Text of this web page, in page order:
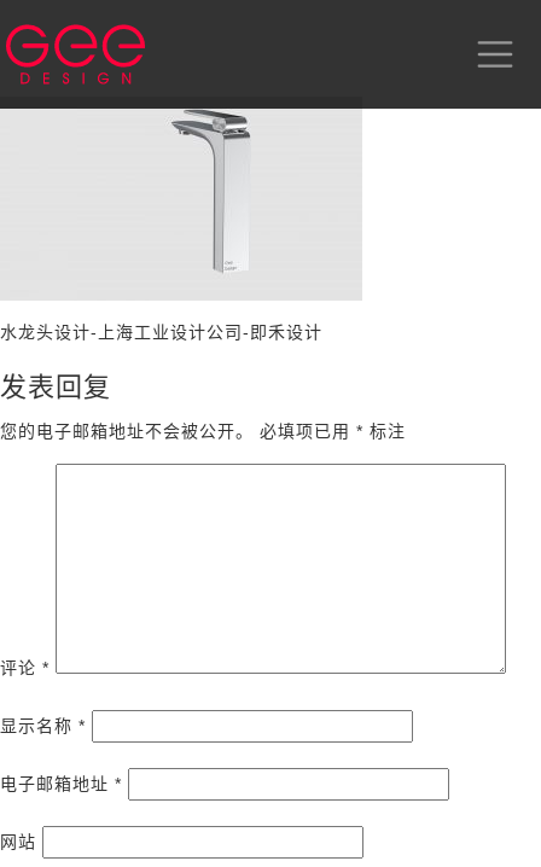
水龙头设计-上海工业设计公司-即禾设计
发表回复
您的电子邮箱地址不会被公开。 必填项已用 * 标注
评论 *
显示名称 *
电子邮箱地址 *
网站